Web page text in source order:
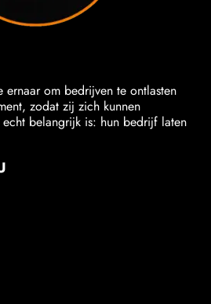
ernaar om bedrijven te ontlasten
zodat zij zich kunnen
belangrijk is: hun bedrijf laten